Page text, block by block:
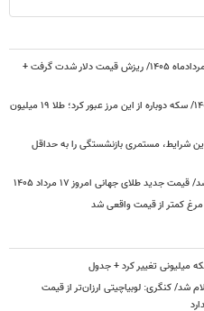
قیمت جدید دلار، یورو و سایر ارزها امروز ۱۷ مردادماه ۱۴۰۵/ ریزش قیمت دلار شدت گرفت +
قیمت جدید طلا و سکه امروز ۱۷ مردادماه ۱۴۰۵/ سکه دوباره از این مرز عبور کرد؛ طلا ۱۹ میلیون
شرایط، مستمری بازنشستگی را به حداقل
طلای جهانی امروز ۱۷ مرداد ۱۴۰۵
کمتر از قیمت واقعی شد
شد/ کنگری: لوبیاچیتی ارزان‌تر از قیمت